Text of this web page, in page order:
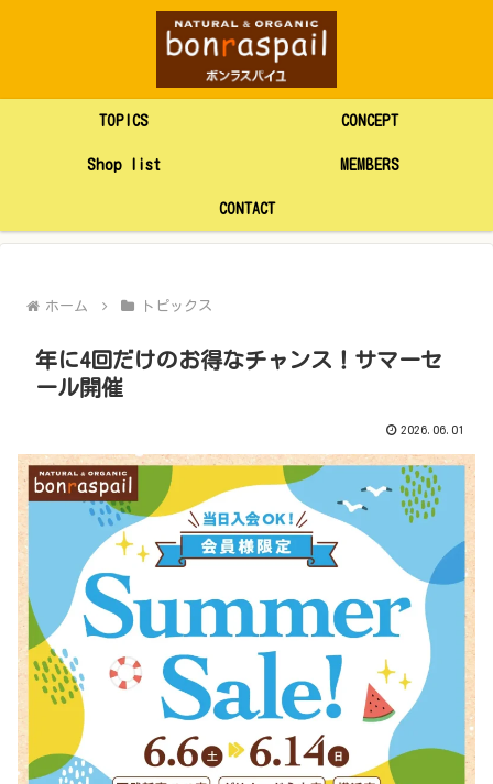
TOPICS CONCEPT
Shop list MEMBERS
CONTACT
ホーム トピックス
年に4回だけのお得なチャンス！サマーセ
ール開催
2026.06.01